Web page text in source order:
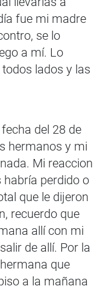
fue mi madre
se lo
a mí. Lo
lados y las
del 28 de
hermanos y mi
Mi reaccion
habría perdido o
que le dijeron
recuerdo que
allí con mi
de allí. Por la
que
a la mañana